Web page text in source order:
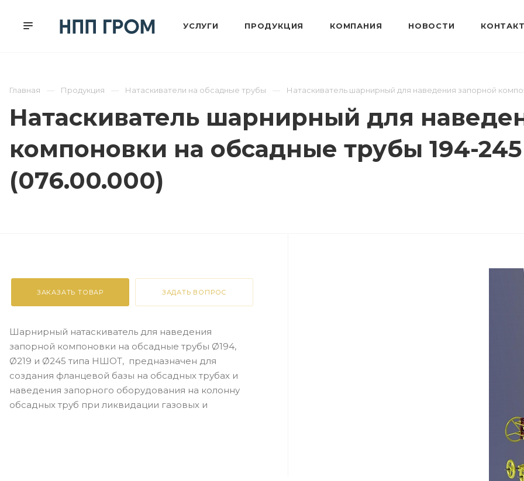
УСЛУГИ ПРОДУКЦИЯ КОМПАНИЯ НОВОСТИ
Главная Продукция Натаскиватели на обсадные трубы Натаскиватель шарнирный для наведения запорной
Натаскиватель шарнирный для
компоновки на обсадные трубы 194-
(076.00.000)
ЗАКАЗАТЬ ТОВАР ЗАДАТЬ ВОПРОС
Шарнирный натаскиватель для наведения
запорной компоновки на обсадные трубы Ø194,
Ø219 и Ø245 типа НШОТ, предназначен для
создания фланцевой базы на обсадных трубах и
наведения запорного оборудования на колонну
обсадных труб при ликвидации газовых и